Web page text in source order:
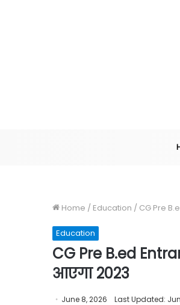
Home / Education / CG Pre
Education
CG Pre B.ed
आएगा 2023
June 8, 2026 Last Updated: